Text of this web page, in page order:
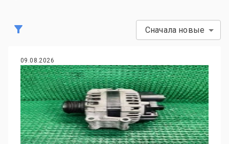
Сначала новые
09.08.2026